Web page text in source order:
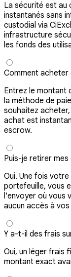
La sécurité est
instantanés sans
custodial via
infrastructure
les fonds des
Comment acheter
Entrez le montant
la méthode de
souhaitez
achat est
escrow.
Puis-je retirer
Oui. Une fois
portefeuille, vous
l'envoyer où vous
aucun accès à
Y a-t-il des frais
Oui, un léger frais
montant exact